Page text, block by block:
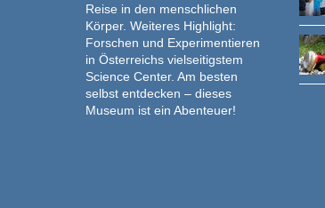
Reise in den menschlichen
Körper. Weiteres Highlight:
Forschen und Experimentieren
in Österreichs vielseitigstem
Science Center. Am besten
selbst entdecken – dieses
Museum ist ein Abenteuer!